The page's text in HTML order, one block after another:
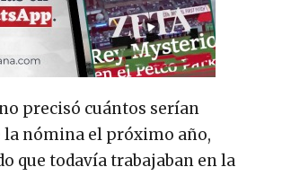
precisó cuántos serían
la nómina el próximo año,
que todavía trabajaban en la